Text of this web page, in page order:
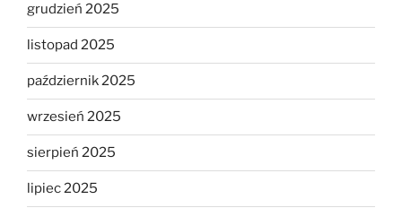
grudzień 2025
listopad 2025
październik 2025
wrzesień 2025
sierpień 2025
lipiec 2025